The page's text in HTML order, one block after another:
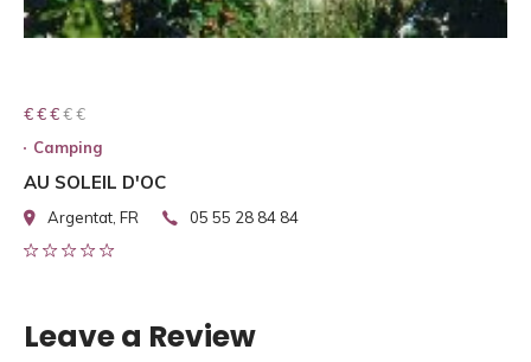
€ € € € €
€ € €
Camping
AU SOLEIL D'OC
Argentat, FR 05 55 28 84 84
Leave a Review